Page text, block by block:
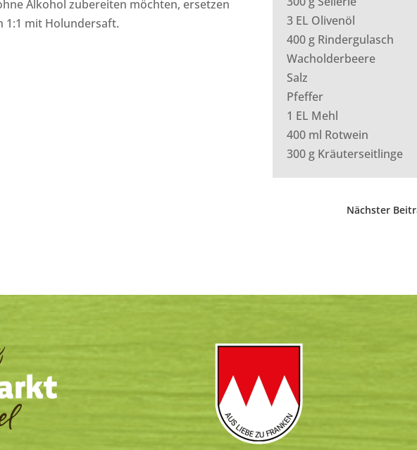
Alkohol zubereiten möchten, ersetzen
1:1 mit Holundersaft.
3 EL Olivenöl
400 g Rindergulasch
Wacholderbeere
Salz
Pfeffer
1 EL Mehl
400 ml Rotwein
300 g Kräuterseitlinge
Nächster